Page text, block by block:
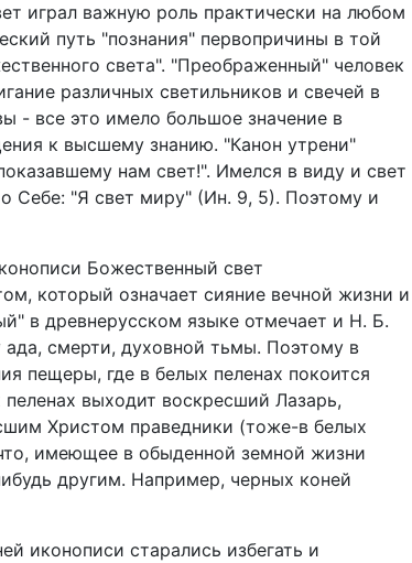
играл важную роль практически на любом
путь "познания" первопричины в той
света". "Преображенный" человек
различных светильников и свечей в
- все это имело большое значение в
к высшему знанию. "Канон утрени"
нам свет!". Имелся в виду и свет
Себе: "Я свет миру" (Ин. 9, 5). Поэтому и
Божественный свет
который означает сияние вечной жизни и
в древнерусском языке отмечает и Н. Б.
смерти, духовной тьмы. Поэтому в
пещеры, где в белых пеленах покоится
выходит воскресший Лазарь,
Христом праведники (тоже-в белых
имеющее в обыденной земной жизни
другим. Например, черных коней
иконописи старались избегать и